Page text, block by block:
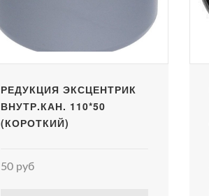
РЕДУКЦИЯ ЭКСЦЕНТРИК
ВНУТР.КАН. 110*50
(КОРОТКИЙ)
50 руб